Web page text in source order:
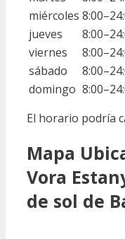
miércoles
jueves
viernes
sábado
domingo
El horario podría
Mapa
Vora
de sol de